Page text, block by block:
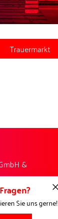
Trauermarkt
&
Sie uns gerne!